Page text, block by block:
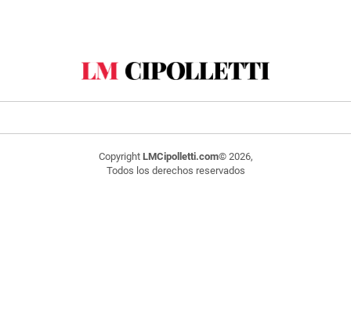
Copyright LMCipolletti.com© 2026,
Todos los derechos reservados